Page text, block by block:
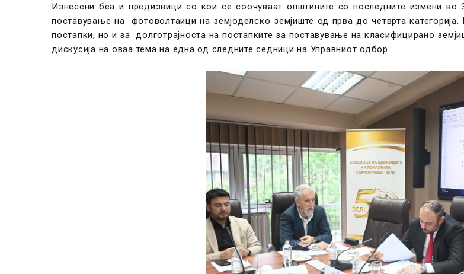
Изнесени беа и предизвици со кои се соочуваат општините со последните измени во
поставување на фотоволтаици на земјоделско земјиште од прва до четврта
постапки, но и за долготрајноста на постапките за поставување на класифицирано
дискусија на оваа тема на една од следните седници на Управниот одбор.